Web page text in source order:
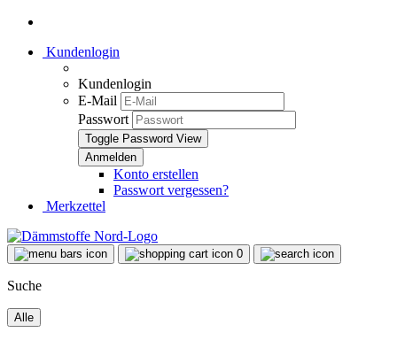
Kundenlogin
Kundenlogin
E-Mail
Passwort
Toggle Password View
Konto erstellen
Passwort vergessen?
Merkzettel
0
Suche
Alle